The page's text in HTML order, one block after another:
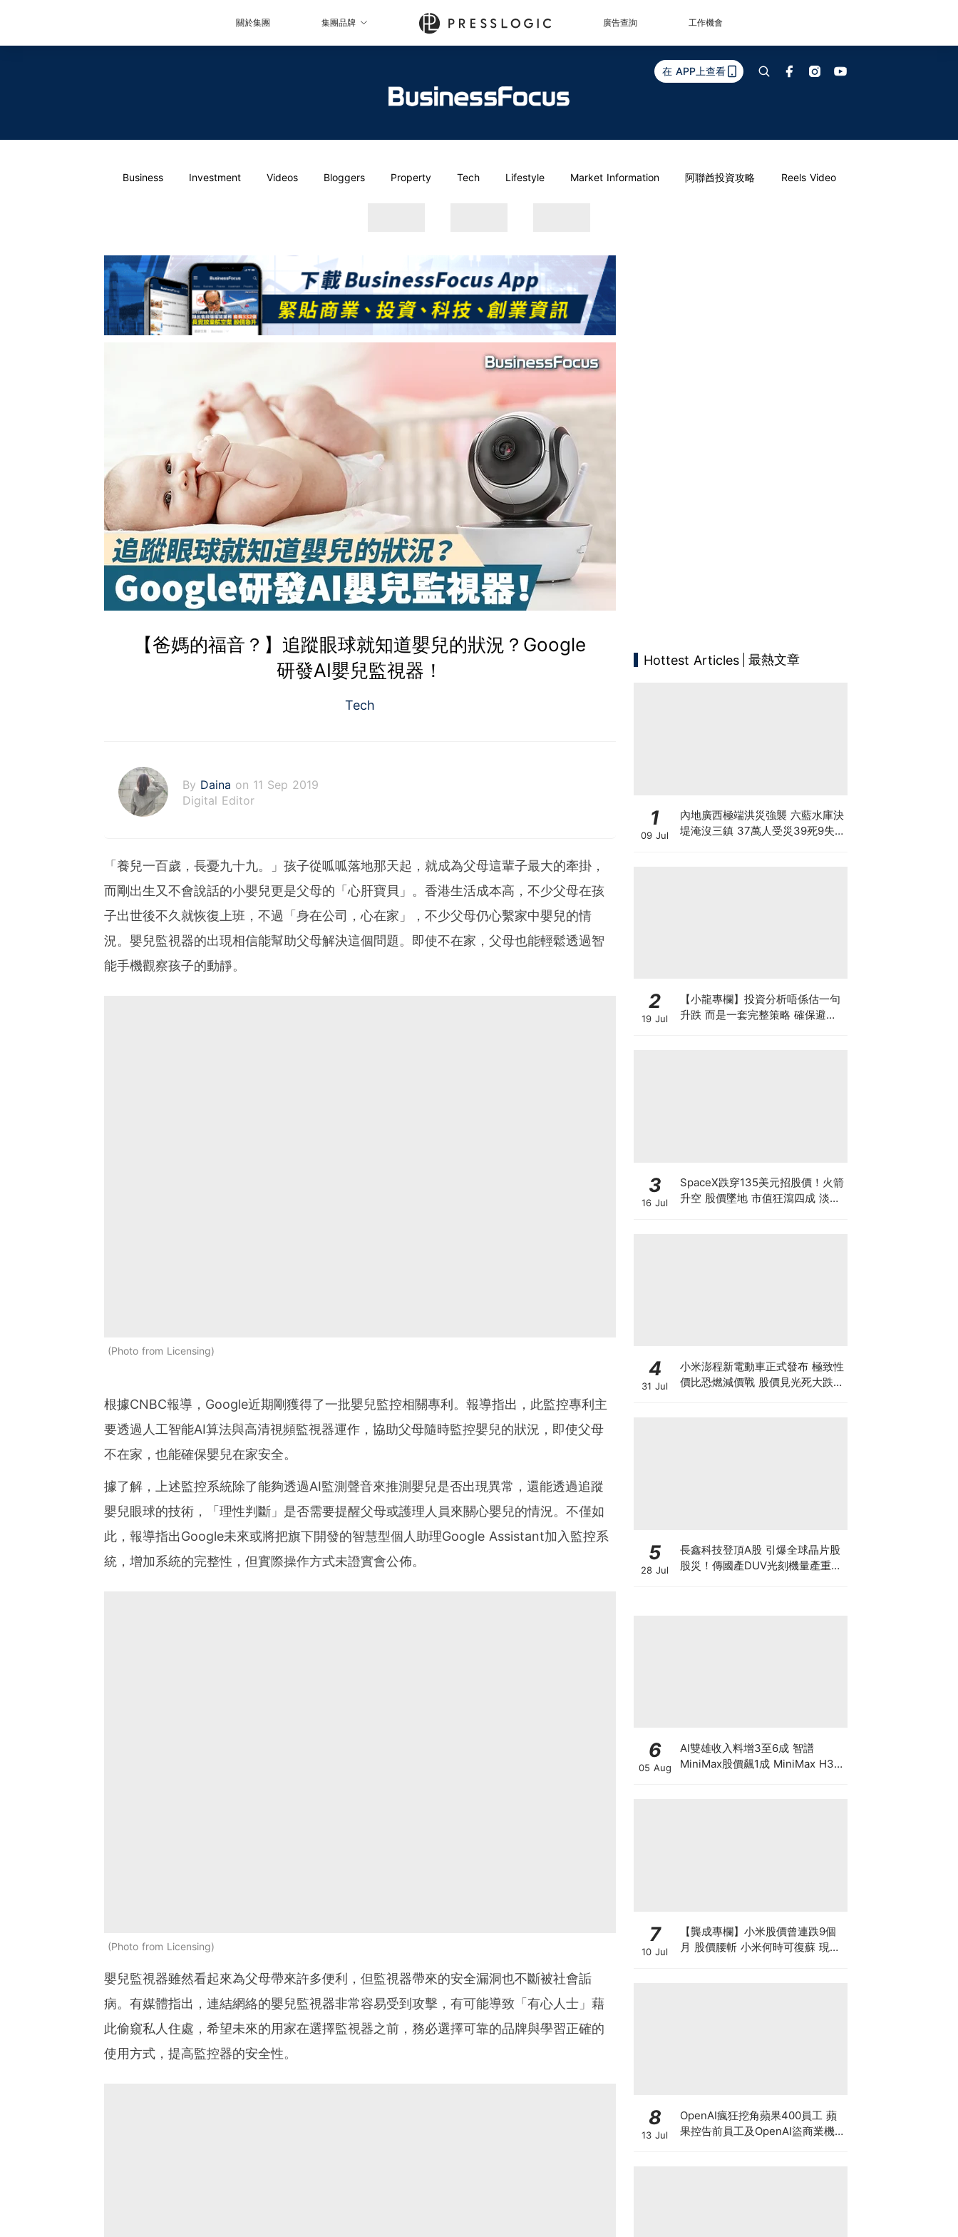
關於集團 集團品牌 廣告查詢 工作機會
在 APP上查看
Business Investment Videos Bloggers Property Tech Lifestyle Market Information 阿聯酋投資攻略 Reels Video
【爸媽的福音？】追蹤眼球就知道嬰兒的狀況？Google
研發AI嬰兒監視器！
Tech
By Daina on 11 Sep 2019
Digital Editor
「養兒一百歲，長憂九十九。」孩子從呱呱落地那天起，就成為父母這輩子最大的牽掛，
而剛出生又不會說話的小嬰兒更是父母的「心肝寶貝」。香港生活成本高，不少父母在孩
子出世後不久就恢復上班，不過「身在公司，心在家」，不少父母仍心繫家中嬰兒的情
況。嬰兒監視器的出現相信能幫助父母解決這個問題。即使不在家，父母也能輕鬆透過智
能手機觀察孩子的動靜。
Photo from Licensing
根據CNBC報導，Google近期剛獲得了一批嬰兒監控相關專利。報導指出，此監控專利主
要透過人工智能AI算法與高清視頻監視器運作，協助父母隨時監控嬰兒的狀況，即使父母
不在家，也能確保嬰兒在家安全。
據了解，上述監控系統除了能夠透過AI監測聲音來推測嬰兒是否出現異常，還能透過追蹤
嬰兒眼球的技術，「理性判斷」是否需要提醒父母或護理人員來關心嬰兒的情況。不僅如
此，報導指出Google未來或將把旗下開發的智慧型個人助理Google Assistant加入監控系
統，增加系統的完整性，但實際操作方式未證實會公佈。
Photo from Licensing
嬰兒監視器雖然看起來為父母帶來許多便利，但監視器帶來的安全漏洞也不斷被社會詬
病。有媒體指出，連結網絡的嬰兒監視器非常容易受到攻擊，有可能導致「有心人士」藉
此偷窺私人住處，希望未來的用家在選擇監視器之前，務必選擇可靠的品牌與學習正確的
使用方式，提高監控器的安全性。
Hottest Articles 最熱文章
1
09 Jul
內地廣西極端洪災強襲 六藍水庫決
堤淹沒三鎮 37萬人受災39死9失
2
19 Jul
【小龍專欄】投資分析唔係估一句
升跌 而是一套完整策略 確保避開
3
16 Jul
SpaceX跌穿135美元招股價！火箭
升空 股價墜地 市值狂瀉四成 淡友
4
31 Jul
小米澎程新電動車正式發布 極致性
價比恐燃減價戰 股價見光死大跌
5
28 Jul
長鑫科技登頂A股 引爆全球晶片股
股災！傳國產DUV光刻機量產重創
6
05 Aug
AI雙雄收入料增3至6成 智譜
MiniMax股價飆1成 MiniMax H3
7
10 Jul
【龔成專欄】小米股價曾連跌9個
月 股價腰斬 小米何時可復蘇 現在
8
13 Jul
OpenAI瘋狂挖角蘋果400員工 蘋
果控告前員工及OpenAI盜商業機